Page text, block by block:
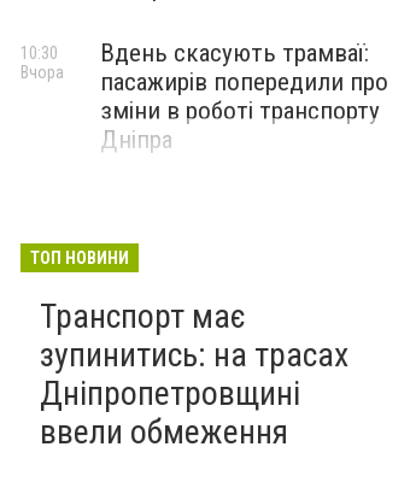
Вдень скасують трамваї:
пасажирів попередили про
зміни в роботі транспорту
Дніпра
10:30
Вчора
ТОП НОВИНИ
Транспорт має
зупинитись: на трасах
Дніпропетровщині
ввели обмеження